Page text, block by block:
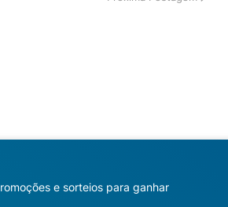
e sorteios para ganhar